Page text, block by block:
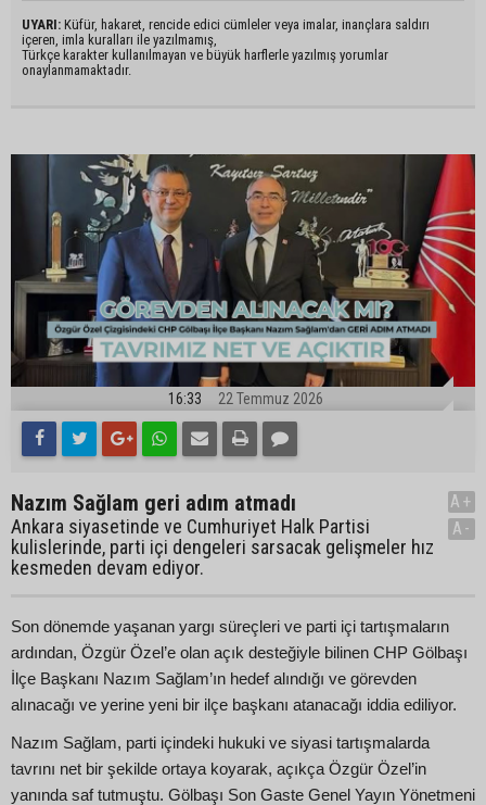
UYARI: Küfür, hakaret, rencide edici cümleler veya imalar, inançlara saldırı
içeren, imla kuralları ile yazılmamış,
Türkçe karakter kullanılmayan ve büyük harflerle yazılmış yorumlar
onaylanmamaktadır.
16:33 22 Temmuz 2026
Nazım Sağlam geri adım atmadı
Ankara siyasetinde ve Cumhuriyet Halk Partisi
kulislerinde, parti içi dengeleri sarsacak gelişmeler hız
kesmeden devam ediyor.
A+
A-
Son dönemde yaşanan yargı süreçleri ve parti içi tartışmaların
ardından, Özgür Özel’e olan açık desteğiyle bilinen CHP Gölbaşı
İlçe Başkanı Nazım Sağlam’ın hedef alındığı ve görevden
alınacağı ve yerine yeni bir ilçe başkanı atanacağı iddia ediliyor.
Nazım Sağlam, parti içindeki hukuki ve siyasi tartışmalarda
tavrını net bir şekilde ortaya koyarak, açıkça Özgür Özel’in
yanında saf tutmuştu. Gölbaşı Son Gaste Genel Yayın Yönetmeni